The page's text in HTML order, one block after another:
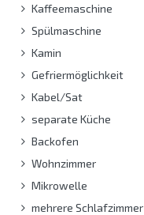
Kaffeemaschine
Spülmaschine
Kamin
Gefriermöglichkeit
Kabel/Sat
separate Küche
Backofen
Wohnzimmer
Mikrowelle
mehrere Schlafzimmer